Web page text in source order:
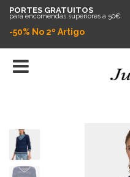
PORTES GRATUITOS
para encomendas superiores a 50€
-50% No 2º Artigo